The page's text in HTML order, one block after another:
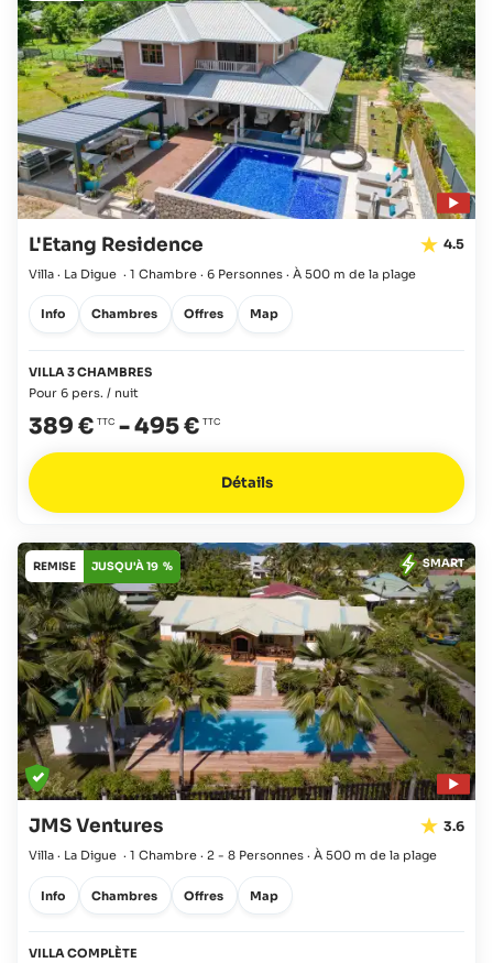
L'Etang Residence 4.5
Villa · La Digue · 1 Chambre · 6 Personnes · À 500 m de la plage
Info Chambres Offres Map
VILLA 3 CHAMBRES
Pour 6 pers. / nuit
389 € -495 €
Détails
REMISE JUSQU'À 19 % SMART
JMS Ventures 3.6
Villa · La Digue · 1 Chambre · 2 - 8 Personnes · À 500 m de la plage
Info Chambres Offres Map
VILLA COMPLÈTE